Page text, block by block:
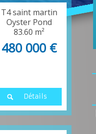
T4 saint martin
Oyster Pond
83.60 m²
480 000 €
Détails